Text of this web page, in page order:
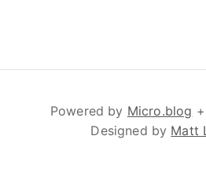
Powered by Micro.blog +
Designed by Matt